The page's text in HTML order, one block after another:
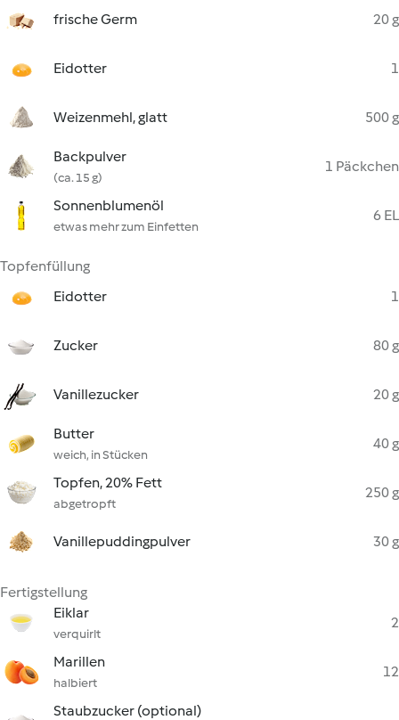
frische Germ 20 g
Eidotter 1
Weizenmehl, glatt 500 g
Backpulver
(ca. 15 g)
1 Päckchen
Sonnenblumenöl
etwas mehr zum Einfetten
6 EL
Topfenfüllung
Eidotter
1
Zucker 80 g
Vanillezucker 20 g
Butter
weich, in Stücken
40 g
Topfen, 20% Fett
abgetropft
250 g
Vanillepuddingpulver 30 g
Fertigstellung
Eiklar
verquirlt
2
Marillen
halbiert
12
Staubzucker (optional)